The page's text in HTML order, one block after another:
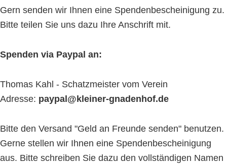
Gern senden wir Ihnen eine Spendenbescheinigung zu.
Bitte teilen Sie uns dazu Ihre Anschrift mit.
Spenden via Paypal an:
Thomas Kahl - Schatzmeister vom Verein
Adresse: paypal@kleiner-gnadenhof.de
Bitte den Versand "Geld an Freunde senden" benutzen.
Gerne stellen wir Ihnen eine Spendenbescheinigung
aus. Bitte schreiben Sie dazu den vollständigen Namen